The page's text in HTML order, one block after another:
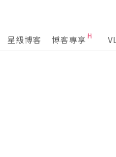
星級博客 博客專享